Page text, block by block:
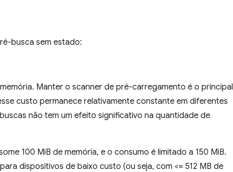
busca sem estado:
Manter o scanner de pré-carregamento é o principal
custo permanece relativamente constante em diferentes
não tem um efeito significativo na quantidade de
100 MiB de memória, e o consumo é limitado a 150 MiB.
dispositivos de baixo custo (ou seja, com <= 512 MB de